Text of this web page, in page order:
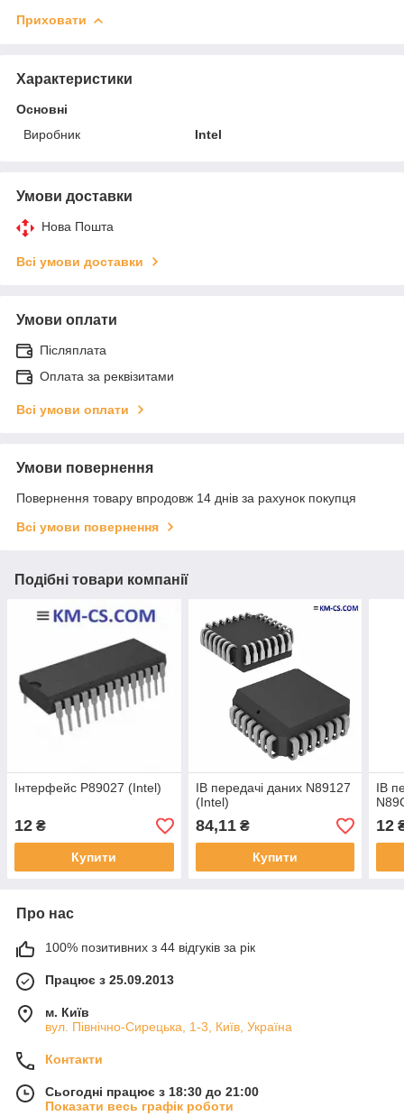
Приховати
Характеристики
Основні
Виробник
Intel
Умови доставки
Нова Пошта
Всі умови доставки
Умови оплати
Післяплата
Оплата за реквізитами
Всі умови оплати
Умови повернення
Повернення товару впродовж 14 днів за рахунок покупця
Всі умови повернення
Подібні товари компанії
Інтерфейс P89027 (Intel)
12 ₴
Купити
ІВ передачі даних N89127
(Intel)
84,11₴
Купити
ІВ
12
Про нас
100% позитивних з 44 відгуків за рік
Працює з 25.09.2013
м. Київ
вул. Північно-Сирецька, 1-3, Київ, Україна
Контакти
Сьогодні працює з 18:30 до 21:00
Показати весь графік роботи